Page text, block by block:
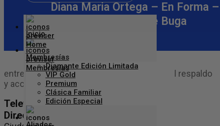
Inicio
Membresías
Diamante Edición Limitada
VIP Gold
Premium
Clásica Familiar
Edición Especial
Diana Maria Ortega – En Forma –
Guadalajara De Buga
entrenamiento y rehabilitación física integral respaldo
y acompañamiento profesional
Telefono: 3176874021
Dirección: cl 4 6 22